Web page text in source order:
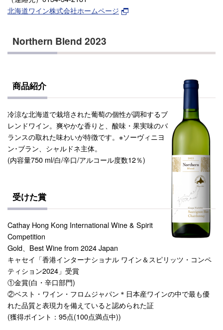
北海道ワイン株式会社ホームページ
Northern Blend 2023
商品紹介
冷涼な北海道で栽培された葡萄の個性が調和するブ
レンドワイン。爽やかな香りと、酸味・果実味のバ
ランスの取れた味わいが特徴です。※ソーヴィニヨ
ン･ブラン、シャルドネ主体。
(内容量750 ml/白/辛口/アルコール度数12％)
受けた賞
Cathay Hong Kong International Wine & Spirit
Competition
Gold、Best Wine from 2024 Japan
キャセイ「香港インターナショナル ワイン＆スピリッツ・コンペ
ティション2024」受賞
①金賞(白・辛口部門)
②ベスト・ワイン・フロムジャパン＊日本産ワインの中で最も優
れた品質と表現力を備えていると認められた証
(獲得ポイント：95点(100点満点中))